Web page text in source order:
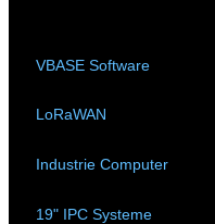
VBASE Software
LoRaWAN
Industrie Computer
19" IPC Systeme